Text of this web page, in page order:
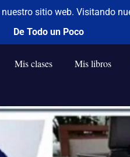
Mis clases Mis libros